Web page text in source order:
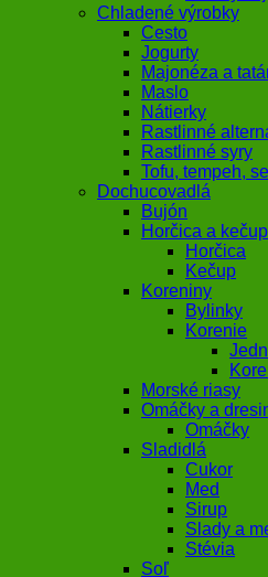
Chladené výrobky
Cesto
Jogurty
Majonéza a
Maslo
Nátierky
Rastlinné
Rastlinné syry
Tofu, tempeh,
Dochucovadlá
Bujón
Horčica a kečup
Horčica
Kečup
Koreniny
Bylinky
Korenie
Morské riasy
Omáčky a
Omáčky
Sladidlá
Cukor
Med
Sirup
Slady a
Stévia
Soľ